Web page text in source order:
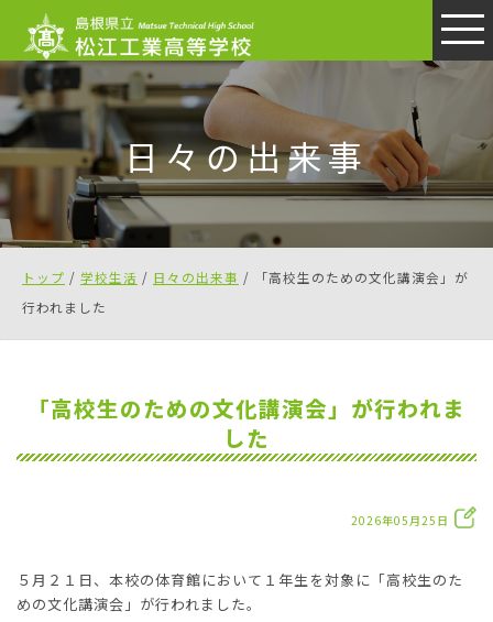
このページの本文へ
日々の出来事
現
在
の
置：
トップ / 学校生活 / 日々の出来事 /
「高校生のための文化講演会」が
行われました
「高校生のための文化講演会」が行われま
した
2026年05月25日
５月２１日、本校の体育館において１年生を対象に「高校生のた
めの文化講演会」が行われました。